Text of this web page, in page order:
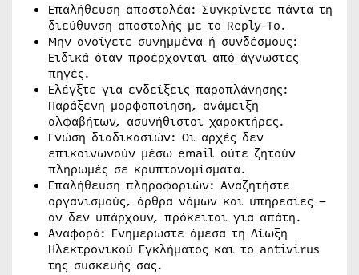
Επαλήθευση αποστολέα: Συγκρίνετε πάντα τη
διεύθυνση αποστολής με το Reply-To.
Μην ανοίγετε συνημμένα ή συνδέσμους:
Ειδικά όταν προέρχονται από άγνωστες
πηγές.
Ελέγξτε για ενδείξεις παραπλάνησης:
Παράξενη μορφοποίηση, ανάμειξη
αλφαβήτων, ασυνήθιστοι χαρακτήρες.
Γνώση διαδικασιών: Οι αρχές δεν
επικοινωνούν μέσω email ούτε ζητούν
πληρωμές σε κρυπτονομίσματα.
Επαλήθευση πληροφοριών: Αναζητήστε
οργανισμούς, άρθρα νόμων και υπηρεσίες –
αν δεν υπάρχουν, πρόκειται για απάτη.
Αναφορά: Ενημερώστε άμεσα τη Δίωξη
Ηλεκτρονικού Εγκλήματος και το antivirus
της συσκευής σας.